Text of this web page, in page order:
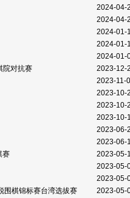
2024-04-
2024-04-
2024-01-
2024-01-
2024-01-
院对抗赛
2023-12-
2023-11-
2023-10-
2023-10-
2023-10-
2023-06-
2023-06-
赛
2023-05-
2023-05-
2023-05-
围棋锦标赛台湾选拔赛
2023-05-